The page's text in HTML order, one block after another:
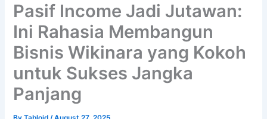
Pasif Income Jadi Jutawan:
Ini Rahasia Membangun
Bisnis Wikinara yang Kokoh
untuk Sukses Jangka
Panjang